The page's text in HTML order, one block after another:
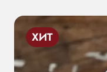
ХИТ